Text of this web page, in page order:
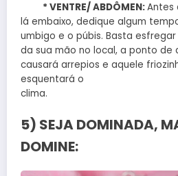
* VENTRE/ ABDÔMEN:Antes
lá embaixo, dedique algum
umbigo e o púbis. Basta
da sua mão no local, a ponto de
causará arrepios e aquele
esquentará o
clima.
5) SEJA DOMINADA,
DOMINE: